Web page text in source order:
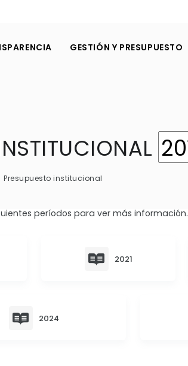
GESTIÓN Y PRESUPUESTO
Presupuesto institucional
períodos para ver más información.
2021
2024